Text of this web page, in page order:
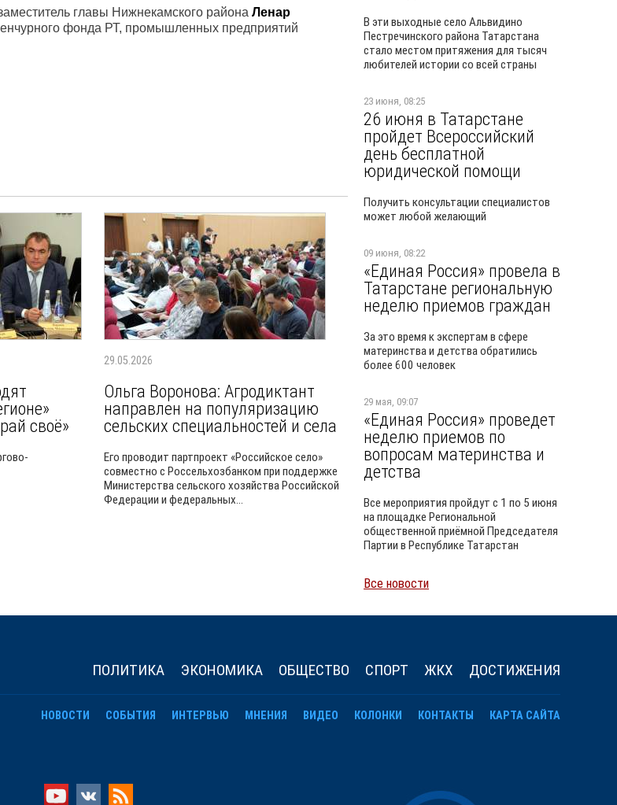
главы Нижнекамского района Ленар
фонда РТ, промышленных предприятий
своё»
29.05.2026
Ольга Воронова: Агродиктант
направлен на популяризацию
сельских специальностей и села
Его проводит партпроект «Российское село»
совместно с Россельхозбанком при поддержке
Министерства сельского хозяйства Российской
Федерации и федеральных...
В эти выходные село Альвидино
Пестречинского района Татарстана
стало местом притяжения для тысяч
любителей истории со всей страны
23 июня, 08:25
26 июня в Татарстане
пройдет Всероссийский
день бесплатной
юридической помощи
Получить консультации специалистов
может любой желающий
09 июня, 08:22
«Единая Россия» провела в
Татарстане региональную
неделю приемов граждан
За это время к экспертам в сфере
материнства и детства обратились
более 600 человек
29 мая, 09:07
«Единая Россия» проведет
неделю приемов по
вопросам материнства и
детства
Все мероприятия пройдут с 1 по 5 июня
на площадке Региональной
общественной приёмной Председателя
Партии в Республике Татарстан
Все новости
ДОСТИЖЕНИЯ
ЖКХ
СПОРТ
ОБЩЕСТВО
ЭКОНОМИКА
ПОЛИТИКА
НОВОСТИ СОБЫТИЯ ИНТЕРВЬЮ МНЕНИЯ ВИДЕО КОЛОНКИ КОНТАКТЫ КАРТА САЙТА